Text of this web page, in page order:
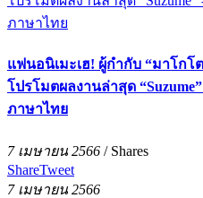
แฟนอนิเมะเฮ! ผู้กำกับ “มาโก
โปรโมตผลงานล่าสุด
ภาษาไทย
7 เมษายน 2566 / Shares
ShareTweet
7 เมษายน 2566